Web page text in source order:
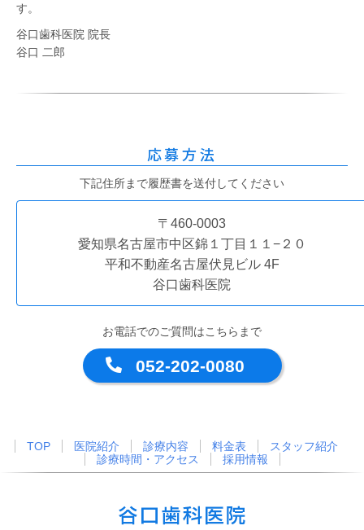
す。
谷口歯科医院 院長
谷口 二郎
応募方法
下記住所まで履歴書を送付してください
〒460-0003
愛知県名古屋市中区錦１丁目１１−２０
平和不動産名古屋伏見ビル 4F
谷口歯科医院
お電話でのご質問はこちらまで
052-202-0080
TOP 医院紹介 診療内容 料金表
スタッフ紹介
診療時間・アクセス
採用情報